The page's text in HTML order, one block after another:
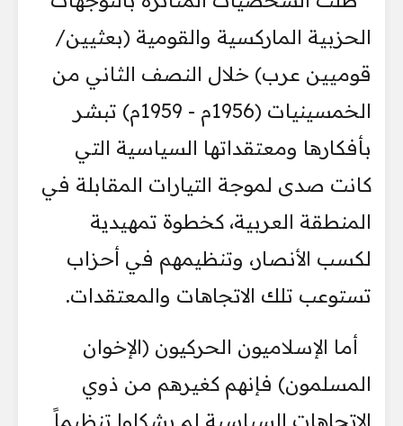
الحزبية الماركسية والقومية (بعثيين/
قوميين عرب) خلال النصف الثاني من
الخمسينيات (1956م - 1959م) تبشر
بأفكارها ومعتقداتها السياسية التي
كانت صدى لموجة التيارات المقابلة في
المنطقة العربية، كخطوة تمهيدية
لكسب الأنصار، وتنظيمهم في أحزاب
تستوعب تلك الاتجاهات والمعتقدات.
أما الإسلاميون الحركيون (الإخوان
المسلمون) فإنهم كغيرهم من ذوي
الاتجاهات السياسية لم يشكلوا تنظيماً